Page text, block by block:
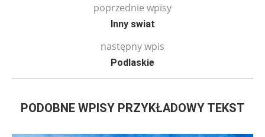
poprzednie wpisy
Inny swiat
następny wpis
Podlaskie
PODOBNE WPISY PRZYKŁADOWY TEKST